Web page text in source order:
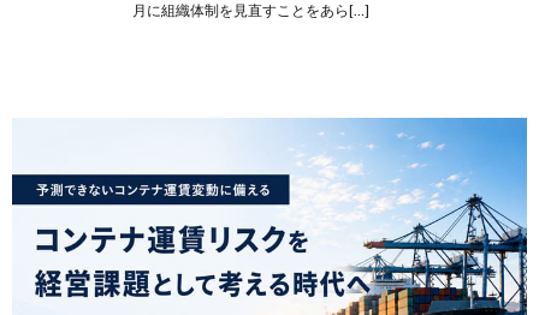
月に組織体制を見直すことをあら[…]